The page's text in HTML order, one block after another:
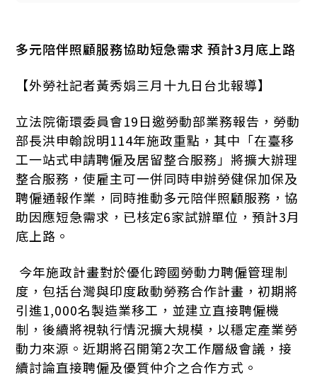
多元陪伴照顧服務協助短急需求 預計3月底上路
【外勞社記者黃秀娟三月十九日台北報導】
立法院衛環委員會19日邀勞動部業務報告，勞動
部長洪申翰說明114年施政重點，其中「在臺移
工一站式申請聘僱及居留整合服務」將擴大辦理
整合服務，使雇主可一併同時申辦勞健保加保及
聘僱通報作業，同時推動多元陪伴照顧服務，協
助因應短急需求，已核定6家試辦單位，預計3月
底上路。
今年施政計畫對於優化跨國勞動力聘僱管理制
度，包括台灣與印度啟動勞務合作計畫，初期將
引進1,000名製造業移工，並建立直接聘僱機
制，後續將視執行情況擴大規模，以穩定產業勞
動力來源。近期將召開第2次工作層級會議，接
續討論直接聘僱及優質仲介之合作方式。